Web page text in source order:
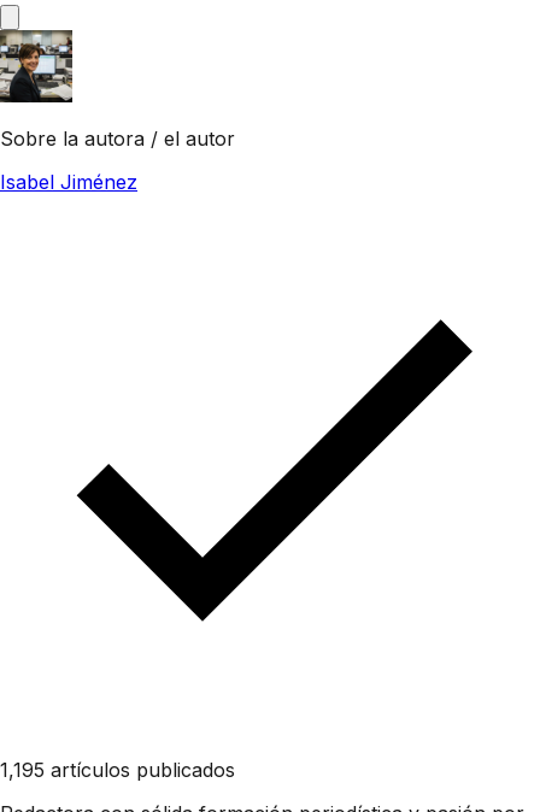
Sobre la autora / el autor
Isabel Jiménez
1,195 artículos publicados